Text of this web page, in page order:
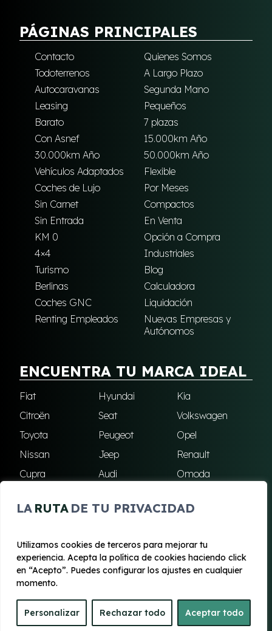
LA RUTA DE TU PRIVACIDAD
Utilizamos cookies de terceros para mejorar tu
experiencia. Acepta la política de cookies haciendo click
en “Acepto”. Puedes configurar los ajustes en cualquier
momento.
Personalizar Rechazar todo Aceptar todo
PÁGINAS PRINCIPALES
Contacto
Quienes Somos
Todoterrenos
A Largo Plazo
Autocaravanas
Segunda Mano
Leasing
Pequeños
Barato
7 plazas
Con Asnef
15.000km Año
30.000km Año
50.000km Año
Vehículos Adaptados
Flexible
Coches de Lujo
Por Meses
Sin Carnet
Compactos
Sin Entrada
En Venta
KM 0
Opción a Compra
4×4
Industriales
Turismo
Blog
Berlinas
Calculadora
Coches GNC
Liquidación
Renting Empleados
Nuevas Empresas y
Autónomos
ENCUENTRA TU MARCA IDEAL
Fiat Hyundai
Kia
Citroën
Seat
Volkswagen
Toyota
Peugeot
Opel
Nissan
Jeep
Renault
Cupra
Audi
Omoda
Skoda
Ford Todas las marcas
© 2020 - 2026 Renting Mallorca
Aviso legal y Privacidad